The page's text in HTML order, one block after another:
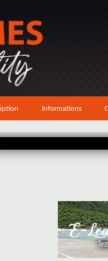
Informations